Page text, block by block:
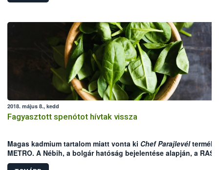
2018. május 8., kedd
Fagyasztott spenótot hívtak vissza
Magas kadmium tartalom miatt vonta ki Chef Parajlevél
METRO. A Nébih, a bolgár hatóság bejelentése alapján, a
on keresztül is értesült az esetről.